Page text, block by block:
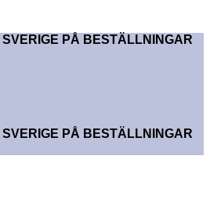
SVERIGE PÅ BESTÄLLNINGAR
SVERIGE PÅ BESTÄLLNINGAR